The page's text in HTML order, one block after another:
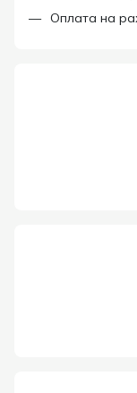
Оплата на